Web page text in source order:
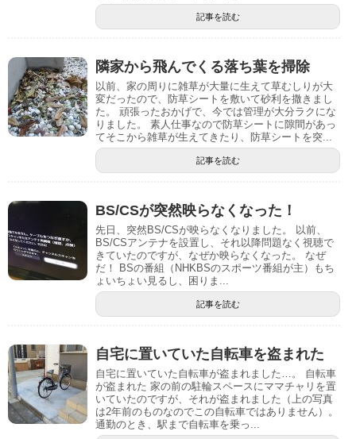
記事を読む
隣家から飛んでくる落ち葉を掃除
以前、家の周りに雑草が大量に生えて草むしりが大
変だったので、防草シートを敷いて砂利を撒きまし
た。 頑張ったおかげで、今では管理が大分ラクにな
りました。 素人仕事なので防草シートに隙間があっ
てそこから雑草が生えてきたり、防草シートを突...
記事を読む
BS/CSが突然映らなくなった！
先日、突然BS/CSが映らなくなりました。 以前、
BS/CSアンテナを設置し、それ以降問題なく視聴で
きていたのですが、なぜか映らなくなった。 なぜ
だ！ BSの番組（NHKBSのスポーツ番組が主）もち
ょいちょい見るし、困りま...
記事を読む
自宅に置いていた自転車を盗まれた
自宅に置いていた自転車が盗まれました…。 自転車
が盗まれた 家の前の駐輪スペースにママチャリを置
いていたのですが、それが盗まれました（上の写真
は2年前のものなのでこの自転車ではありません）。
通勤のとき、駅まで自転車を乗っ...